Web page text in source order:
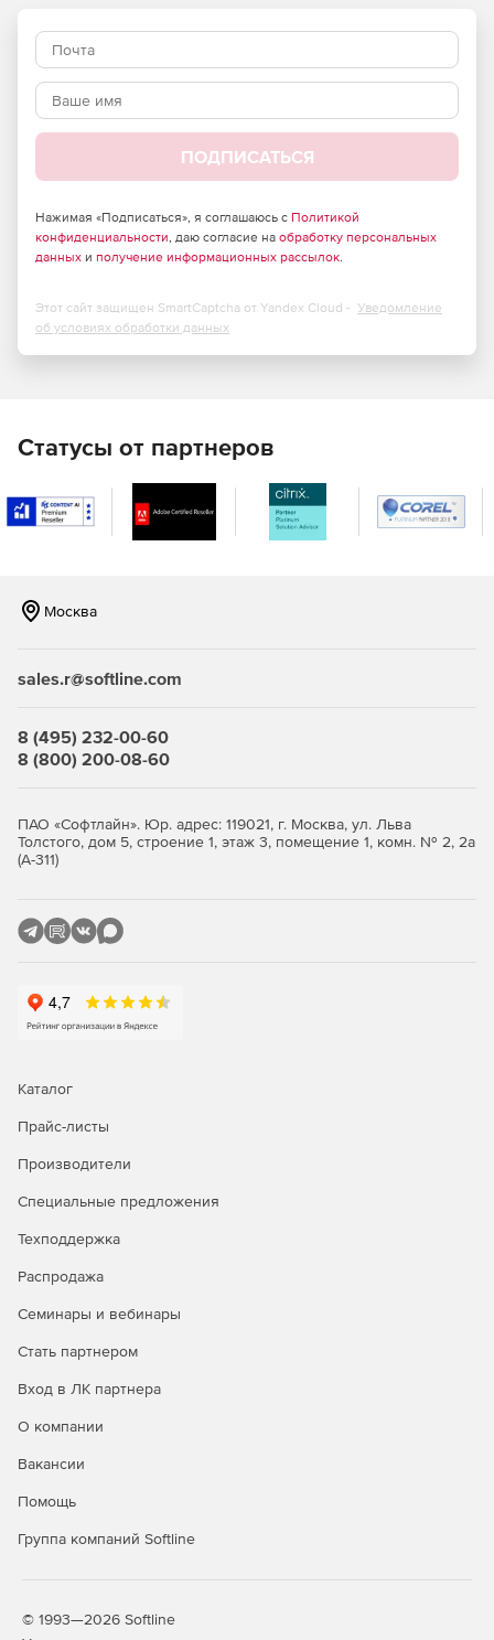
ПОДПИСАТЬСЯ
Нажимая «Подписаться», я соглашаюсь с Политикой
конфиденциальности, даю согласие на обработку персональных
данных и получение информационных рассылок.
Этот сайт защищен SmartCaptcha от Yandex Cloud - Уведомление
об условиях обработки данных
Статусы от партнеров
Москва
sales.r@softline.com
8 (495) 232-00-60
8 (800) 200-08-60
ПАО «Софтлайн». Юр. адрес: 119021, г. Москва, ул. Льва
Толстого, дом 5, строение 1, этаж 3, помещение 1, комн. № 2, 2а
(А-311)
Каталог
Прайс-листы
Производители
Специальные предложения
Техподдержка
Распродажа
Семинары и вебинары
Стать партнером
Вход в ЛК партнера
О компании
Вакансии
Помощь
Группа компаний Softline
© 1993—2026 Softline